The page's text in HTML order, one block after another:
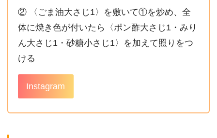
② 〈ごま油大さじ1〉を敷いて①を炒め、全
体に焼き色が付いたら〈ポン酢大さじ1・みり
ん大さじ1・砂糖小さじ1〉を加えて照りをつ
ける
Instagram